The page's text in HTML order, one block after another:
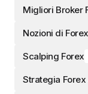
Migliori Broker
Nozioni di
Scalping Forex
Strategia